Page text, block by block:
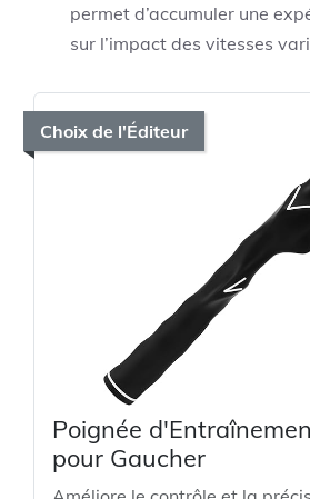
permet d’accumuler une
sur l’impact des vitesses
Choix de l'Éditeur
Poignée
pour Gaucher